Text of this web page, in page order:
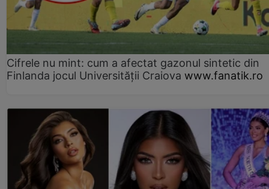
Cifrele nu mint: cum a afectat gazonul sintetic din
Finlanda jocul Universității Craiova www.fanatik.ro